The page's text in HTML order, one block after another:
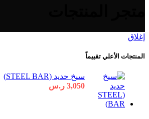
إغلاق
المنتجات الأعلي تقييماً
سيخ حديد (STEEL BAR)
3,050 ر.س